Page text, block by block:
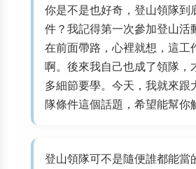
你是不是也好奇，登山領隊到
件？我記得第一次參加登山活
在前面帶路，心裡就想，這工
啊。後來我自己也成了領隊，
多細節要學。今天，我就來跟
隊條件這個話題，希望能幫你
登山領隊可不是隨便誰都能當